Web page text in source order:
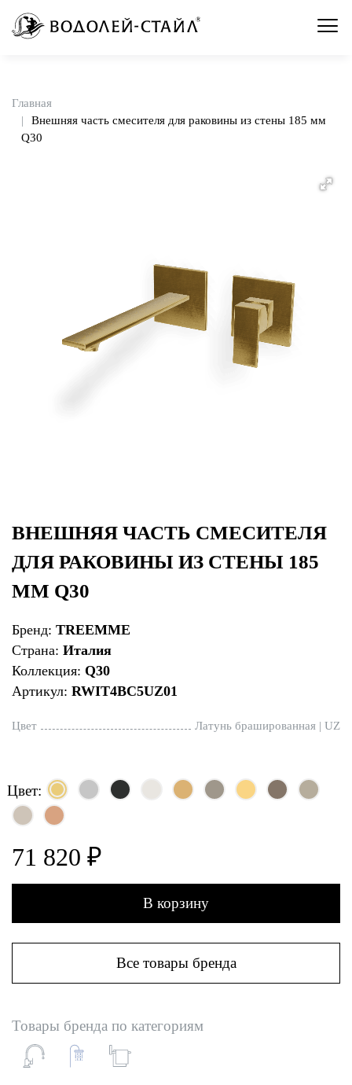
Главная
Внешняя часть смесителя для раковины из стены 185 мм
Q30
ВНЕШНЯЯ ЧАСТЬ СМЕСИТЕЛЯ
ДЛЯ РАКОВИНЫ ИЗ СТЕНЫ 185
ММ Q30
Бренд: TREEMME
Страна: Италия
Коллекция: Q30
Артикул: RWIT4BC5UZ01
Цвет Латунь брашированная | UZ
Цвет:
71 820 ₽
В корзину
Все товары бренда
Товары бренда по категориям